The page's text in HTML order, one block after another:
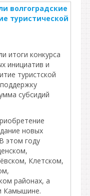
волгоградские
туристической
итоги конкурса
инициатив и
туристской
субсидий
новых
этом году
Клетском,
районах, а
Камышине.